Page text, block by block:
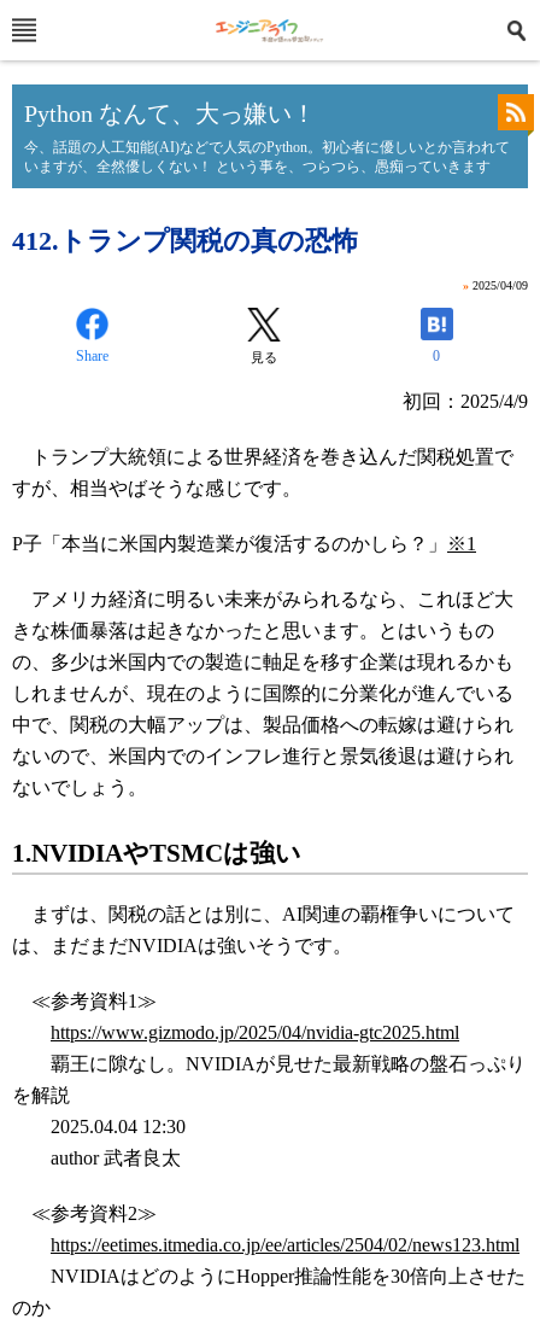
Python なんて、大っ嫌い！
今、話題の人工知能(AI)などで人気のPython。初心者に優しいとか言われて
いますが、全然優しくない！ という事を、つらつら、愚痴っていきます
412.トランプ関税の真の恐怖
» 2025/04/09
Share 見る 0
初回：2025/4/9
トランプ大統領による世界経済を巻き込んだ関税処置で
すが、相当やばそうな感じです。
P子「本当に米国内製造業が復活するのかしら？」 ※1
アメリカ経済に明るい未来がみられるなら、これほど大
きな株価暴落は起きなかったと思います。とはいうもの
の、多少は米国内での製造に軸足を移す企業は現れるかも
しれませんが、現在のように国際的に分業化が進んでいる
中で、関税の大幅アップは、製品価格への転嫁は避けられ
ないので、米国内でのインフレ進行と景気後退は避けられ
ないでしょう。
1.NVIDIAやTSMCは強い
まずは、関税の話とは別に、AI関連の覇権争いについて
は、まだまだNVIDIAは強いそうです。
≪参考資料1≫
https://www.gizmodo.jp/2025/04/nvidia-gtc2025.html
覇王に隙なし。NVIDIAが見せた最新戦略の盤石っぷり
を解説
2025.04.04 12:30
author 武者良太
≪参考資料2≫
https://eetimes.itmedia.co.jp/ee/articles/2504/02/news123.html
NVIDIAはどのようにHopper推論性能を30倍向上させた
のか